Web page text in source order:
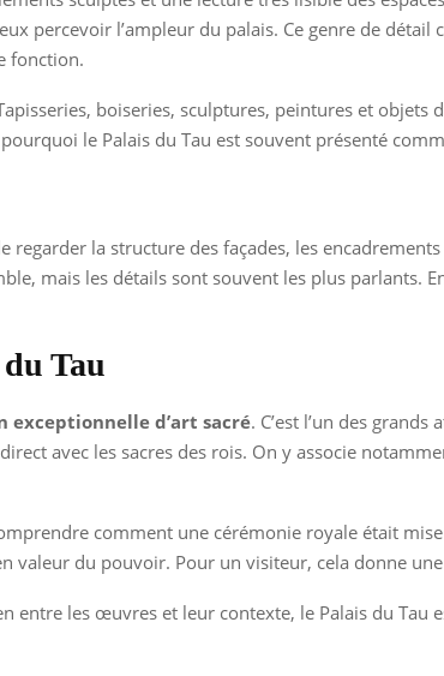
percevoir l’ampleur du palais. Ce genre de
fonction.
boiseries, sculptures, peintures et
le Palais du Tau est souvent présenté
regarder la structure des façades, les
mais les détails sont souvent les plus parlants.
Tau
exceptionnelle d’art sacré. C’est l’un des
avec les sacres des rois. On y associe
comment une cérémonie royale était
valeur du pouvoir. Pour un visiteur, cela donne
entre les œuvres et leur contexte, le Palais du Tau